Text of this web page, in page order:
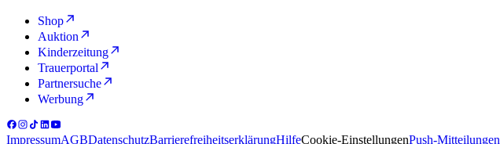
Shop
Auktion
Kinderzeitung
Trauerportal
Partnersuche
Werbung
ImpressumAGBDatenschutzBarrierefreiheitserklärungHilfeCookie-EinstellungenPush-Mitteilungen